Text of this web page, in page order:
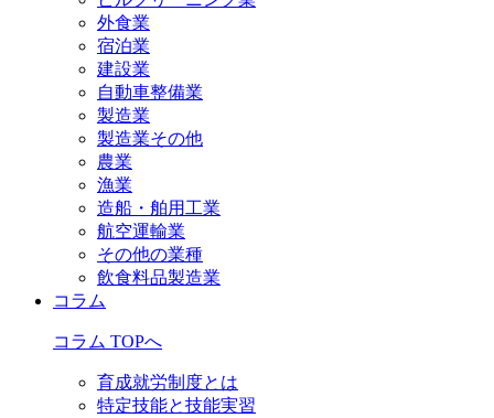
外食業
宿泊業
建設業
自動車整備業
製造業
製造業その他
農業
漁業
造船・舶用工業
航空運輸業
その他の業種
飲食料品製造業
コラム
コラム TOPへ
育成就労制度とは
特定技能と技能実習